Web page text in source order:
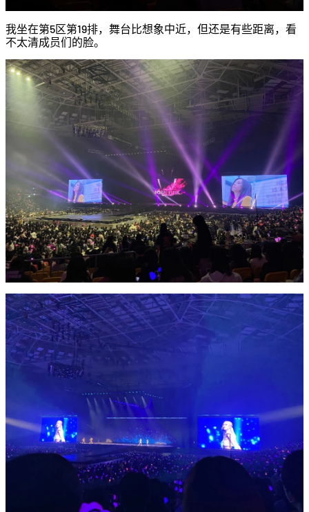
我坐在第5区第19排，舞台比想象中近，但还是有些距离，看
不太清成员们的脸。